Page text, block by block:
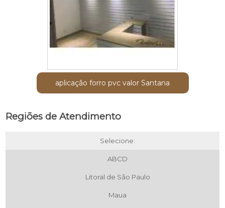
aplicação forro pvc valor Santana
Regiões de Atendimento
Selecione:
ABCD
Litoral de São Paulo
Maua